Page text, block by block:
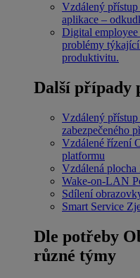
Vzdálený přístup
aplikace –
Digital
problémy týkající
produktivitu.
Další případy
Vzdálený přístup
zabezpečeného
Vzdálené řízení
platformu
Vzdálená plocha
Wake-on-LAN
Sdílení
Smart Service
Dle potřeby
různé týmy